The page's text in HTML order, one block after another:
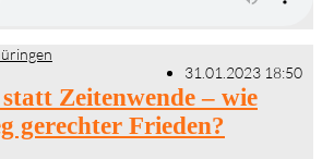
31.01.2023 18:50
Zeitenwende – wie
gerechter Frieden?